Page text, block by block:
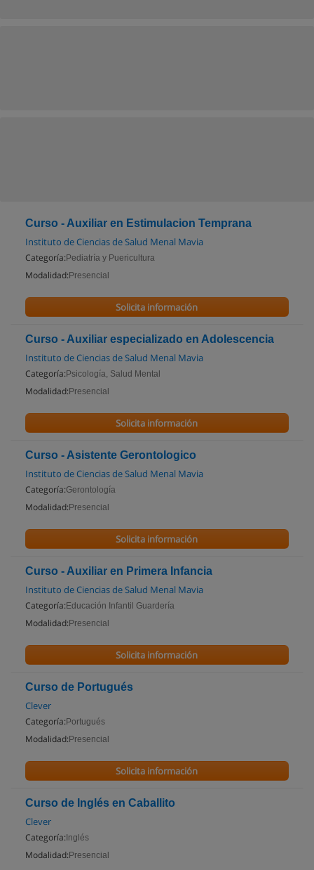
Curso - Auxiliar en Estimulacion Temprana
Instituto de Ciencias de Salud Menal Mavia
Categoría: Pediatría y Puericultura
Modalidad: Presencial
Solicita información
Curso - Auxiliar especializado en Adolescencia
Instituto de Ciencias de Salud Menal Mavia
Categoría: Psicología, Salud Mental
Modalidad: Presencial
Solicita información
Curso - Asistente Gerontologico
Instituto de Ciencias de Salud Menal Mavia
Categoría:Gerontología
Modalidad: Presencial
Solicita información
Curso - Auxiliar en Primera Infancia
Instituto de Ciencias de Salud Menal Mavia
Categoría: Educación Infantil Guardería
Modalidad: Presencial
Solicita información
Curso de Portugués
Clever
Categoría: Portugués
Modalidad: Presencial
Solicita información
Curso de Inglés en Caballito
Clever
Categoría: Inglés
Modalidad: Presencial